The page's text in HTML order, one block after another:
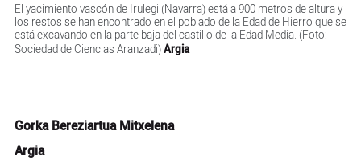
El yacimiento vascón de Irulegi (Navarra) está a 900 metros de altura y
los restos se han encontrado en el poblado de la Edad de Hierro que se
está excavando en la parte baja del castillo de la Edad Media. (Foto:
Sociedad de Ciencias Aranzadi)Argia
Gorka Bereziartua Mitxelena
Argia